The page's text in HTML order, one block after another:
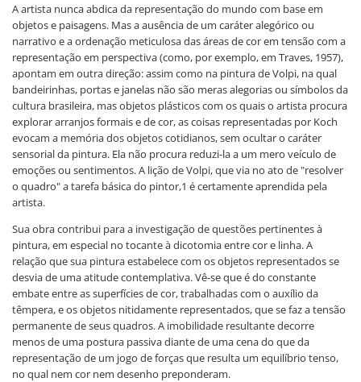
A artista nunca abdica da representação do mundo com base em
objetos e paisagens. Mas a ausência de um caráter alegórico ou
narrativo e a ordenação meticulosa das áreas de cor em tensão com a
representação em perspectiva (como, por exemplo, em Traves, 1957),
apontam em outra direção: assim como na pintura de Volpi, na qual
bandeirinhas, portas e janelas não são meras alegorias ou símbolos da
cultura brasileira, mas objetos plásticos com os quais o artista procura
explorar arranjos formais e de cor, as coisas representadas por Koch
evocam a memória dos objetos cotidianos, sem ocultar o caráter
sensorial da pintura. Ela não procura reduzi-la a um mero veículo de
emoções ou sentimentos. A lição de Volpi, que via no ato de "resolver
o quadro" a tarefa básica do pintor,1 é certamente aprendida pela
artista.
Sua obra contribui para a investigação de questões pertinentes à
pintura, em especial no tocante à dicotomia entre cor e linha. A
relação que sua pintura estabelece com os objetos representados se
desvia de uma atitude contemplativa. Vê-se que é do constante
embate entre as superfícies de cor, trabalhadas com o auxílio da
têmpera, e os objetos nitidamente representados, que se faz a tensão
permanente de seus quadros. A imobilidade resultante decorre
menos de uma postura passiva diante de uma cena do que da
representação de um jogo de forças que resulta um equilíbrio tenso,
no qual nem cor nem desenho preponderam.